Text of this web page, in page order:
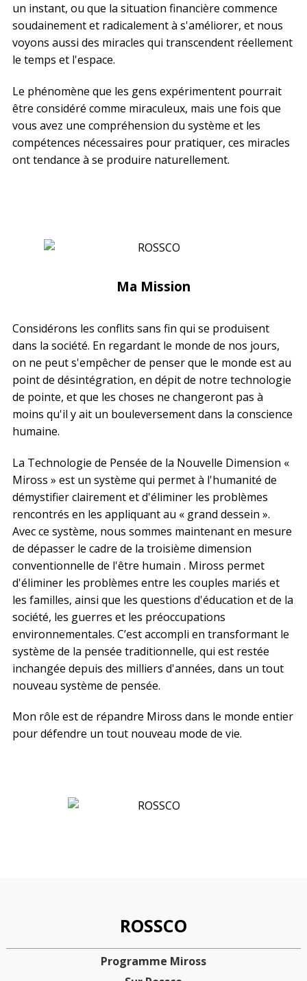
un instant, ou que la situation financière commence
soudainement et radicalement à s'améliorer, et nous
voyons aussi des miracles qui transcendent réellement
le temps et l'espace.
Le phénomène que les gens expérimentent pourrait
être considéré comme miraculeux, mais une fois que
vous avez une compréhension du système et les
compétences nécessaires pour pratiquer, ces miracles
ont tendance à se produire naturellement.
Ma Mission
Considérons les conflits sans fin qui se produisent
dans la société. En regardant le monde de nos jours,
on ne peut s'empêcher de penser que le monde est au
point de désintégration, en dépit de notre technologie
de pointe, et que les choses ne changeront pas à
moins qu'il y ait un bouleversement dans la conscience
humaine.
La Technologie de Pensée de la Nouvelle Dimension «
Miross » est un système qui permet à l'humanité de
démystifier clairement et d'éliminer les problèmes
rencontrés en les appliquant au « grand dessein ».
Avec ce système, nous sommes maintenant en mesure
de dépasser le cadre de la troisième dimension
conventionnelle de l'être humain . Miross permet
d'éliminer les problèmes entre les couples mariés et
les familles, ainsi que les questions d'éducation et de la
société, les guerres et les préoccupations
environnementales. C’est accompli en transformant le
système de la pensée traditionnelle, qui est restée
inchangée depuis des milliers d'années, dans un tout
nouveau système de pensée.
Mon rôle est de répandre Miross dans le monde entier
pour défendre un tout nouveau mode de vie.
ROSSCO
Programme Miross